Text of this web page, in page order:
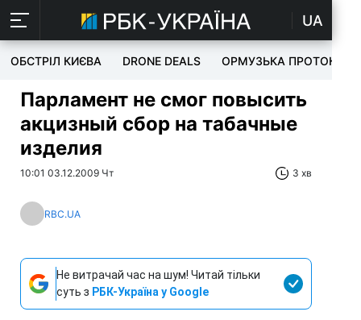
UA
ОБСТРІЛ КИЄВА DRONE DEALS ОРМУЗЬКА ПРОТОКА
Парламент не смог повысить
акцизный сбор на табачные
изделия
10:01 03.12.2009 Чт 3 хв
RBC.UA
Не витрачай час на шум! Читай тільки
суть з РБК-Україна у Google